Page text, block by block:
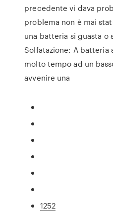
precedente vi dava
problema non è mai
una batteria si guasta o
Solfatazione: A batteria
molto tempo ad un
avvenire una
1252